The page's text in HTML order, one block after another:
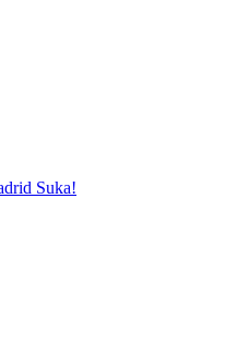
Suka!